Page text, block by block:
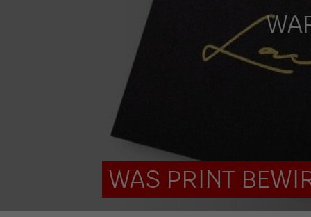
WAS PRINT